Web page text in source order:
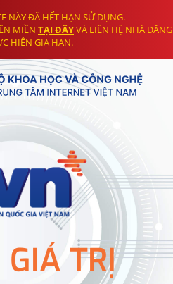
NÀY ĐÃ HẾT HẠN SỬ DỤNG.
MIỀN TẠI ĐÂYVÀ LIÊN HỆ NHÀ ĐĂNG
HIỆN GIA HẠN.
GIÁ TRỊ